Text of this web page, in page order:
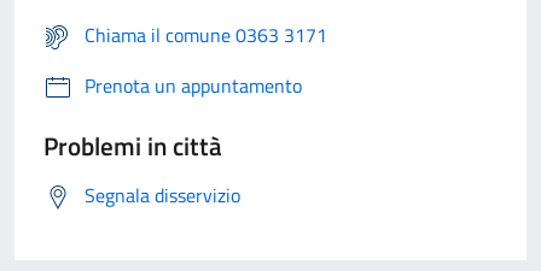
Chiama il comune 0363 3171
Prenota un appuntamento
Problemi in città
Segnala disservizio